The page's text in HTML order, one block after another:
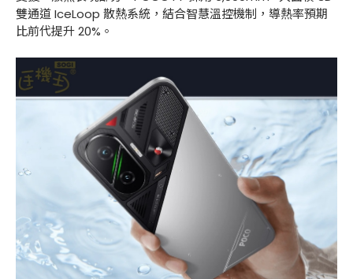
雙通道 IceLoop 散熱系統，結合智慧溫控機制，導熱率預期
比前代提升 20%。